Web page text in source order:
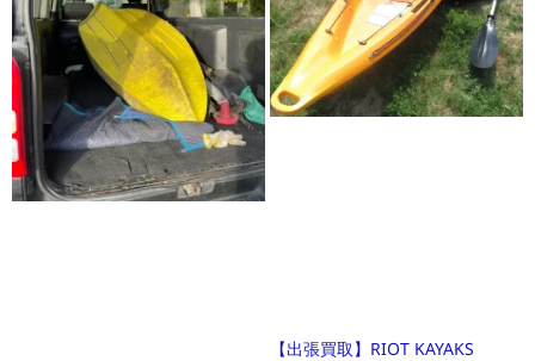
【出張買取】RIOT KAYAKS